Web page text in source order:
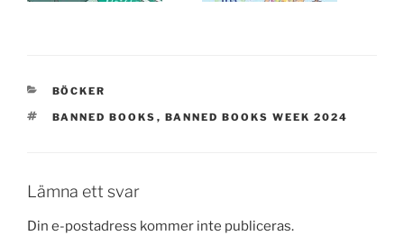
KATEGORIER
BÖCKER
TAGGAR
BANNED BOOKS , BANNED BOOKS WEEK 2024
Lämna ett svar
Din e-postadress kommer inte publiceras.